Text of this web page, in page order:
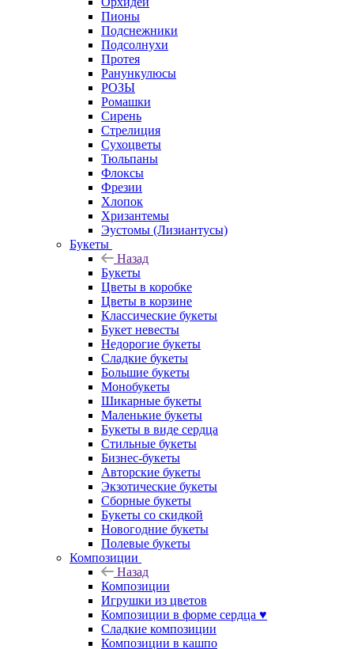
Пионы
Подснежники
Подсолнухи
Протея
Ранункулюсы
РОЗЫ
Ромашки
Сирень
Стрелиция
Сухоцветы
Тюльпаны
Флоксы
Фрезии
Хлопок
Хризантемы
Эустомы (Лизиантусы)
Букеты
Назад
Букеты
Цветы в коробке
Цветы в корзине
Классические букеты
Букет невесты
Недорогие букеты
Сладкие букеты
Большие букеты
Монобукеты
Шикарные букеты
Маленькие букеты
Букеты в виде сердца
Стильные букеты
Бизнес-букеты
Авторские букеты
Экзотические букеты
Сборные букеты
Букеты со скидкой
Новогодние букеты
Полевые букеты
Композиции
Назад
Композиции
Игрушки из цветов
Композиции в форме сердца ♥
Сладкие композиции
Композиции в кашпо